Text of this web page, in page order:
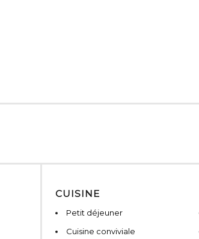
CUISINE
Petit déjeuner
Cuisine conviviale